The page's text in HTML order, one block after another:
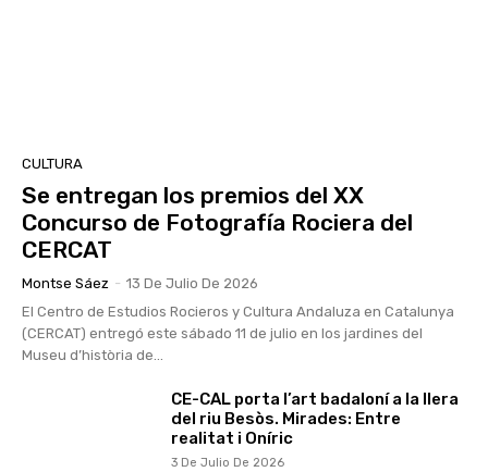
CULTURA
Se entregan los premios del XX
Concurso de Fotografía Rociera del
CERCAT
Montse Sáez - 13 De Julio De 2026
El Centro de Estudios Rocieros y Cultura Andaluza en Catalunya
(CERCAT) entregó este sábado 11 de julio en los jardines del
Museu d’història de...
CE-CAL porta l’art badaloní a la llera
del riu Besòs. Mirades: Entre
realitat i Oníric
3 De Julio De 2026